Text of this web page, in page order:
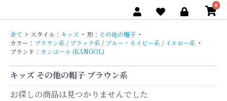
0
全て > スタイル： キッズ ・ 形： その他の帽子 ・
カラー： ブラウン系 / ブラック系 / ブルー・ネイビー系 / イエロー系 ・
ブランド： カンゴール (KANGOL)
キッズ その他の帽子 ブラウン系
お探しの商品は見つかりませんでした